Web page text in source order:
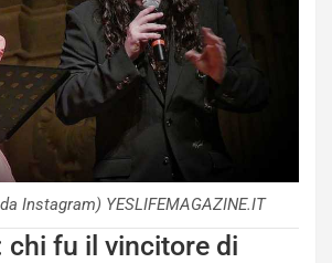
Instagram) YESLIFEMAGAZINE.IT
chi fu il vincitore di